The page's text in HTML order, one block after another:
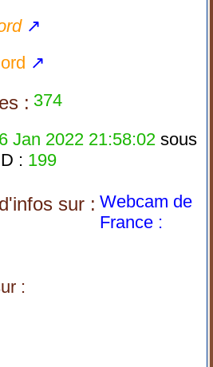
↗
↗
: 374
Jan 2022 21:58:02 sous
: 199
sur : Webcam de
France :
: